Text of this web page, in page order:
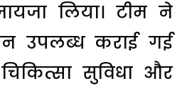
लिया। टीम ने
उपलब्ध कराई गई
चिकित्सा सुविधा और